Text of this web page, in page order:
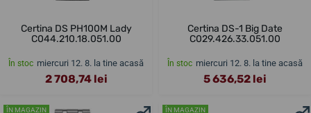
Certina DS PH100M Lady
C044.210.18.051.00
În stoc miercuri 12. 8. la tine acasă
2 708,74 lei
Certina DS-1 Big Date
C029.426.33.051.00
În stoc miercuri 12. 8. la tine acasă
5 636,52 lei
ÎN MAGAZIN ÎN MAGAZIN